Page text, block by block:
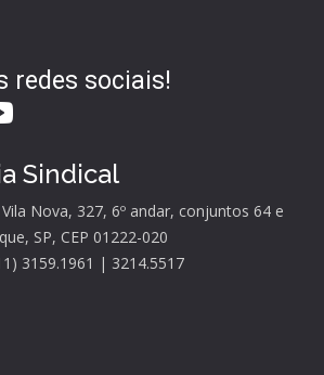
redes sociais!
Sindical
Nova, 327, 6º andar, conjuntos 64 e
SP, CEP 01222-020
3159.1961 | 3214.5517